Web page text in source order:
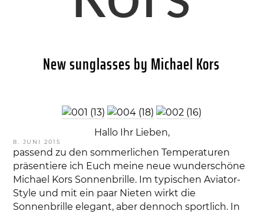
VERÖFFENTLICHT
AM
8. JUNI 2015
New sunglasses by Michael Kors
Hallo Ihr Lieben,
passend zu den sommerlichen Temperaturen
präsentiere ich Euch meine neue wunderschöne
Michael Kors Sonnenbrille. Im typischen Aviator-
Style und mit ein paar Nieten wirkt die
Sonnenbrille elegant, aber dennoch sportlich. In